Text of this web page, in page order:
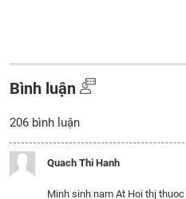
Bình luận
206 bình luận
Quach Thi Hanh
Minh sinh nam At Hoi thj